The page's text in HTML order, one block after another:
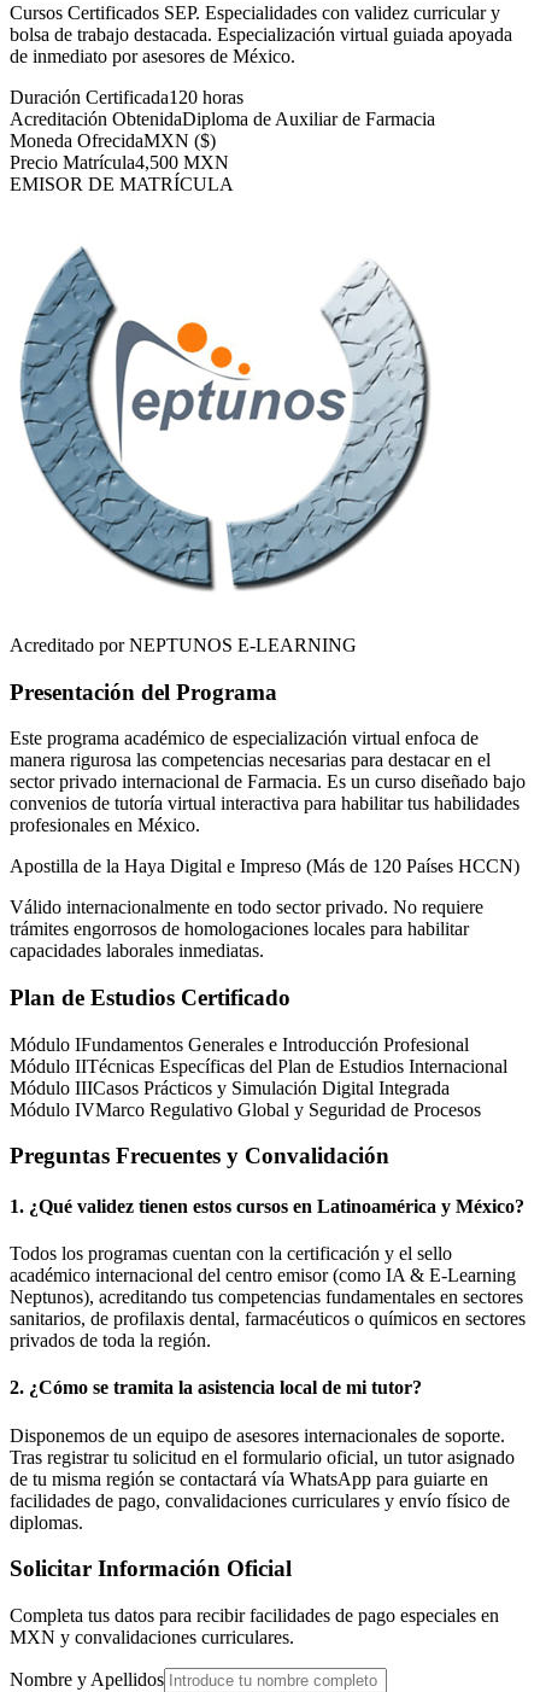
Cursos Certificados SEP. Especialidades con validez curricular y
bolsa de trabajo destacada. Especialización virtual guiada apoyada
de inmediato por asesores de México.
Duración Certificada120 horas
Acreditación ObtenidaDiploma de Auxiliar de Farmacia
Moneda OfrecidaMXN ($)
Precio Matrícula4,500 MXN
EMISOR DE MATRÍCULA
Acreditado por NEPTUNOS E-LEARNING
Presentación del Programa
Este programa académico de especialización virtual enfoca de
manera rigurosa las competencias necesarias para destacar en el
sector privado internacional de Farmacia. Es un curso diseñado bajo
convenios de tutoría virtual interactiva para habilitar tus habilidades
profesionales en México.
Apostilla de la Haya Digital e Impreso (Más de 120 Países HCCN)
Válido internacionalmente en todo sector privado. No requiere
trámites engorrosos de homologaciones locales para habilitar
capacidades laborales inmediatas.
Plan de Estudios Certificado
Módulo IFundamentos Generales e Introducción Profesional
Módulo IITécnicas Específicas del Plan de Estudios Internacional
Módulo IIICasos Prácticos y Simulación Digital Integrada
Módulo IVMarco Regulativo Global y Seguridad de Procesos
Preguntas Frecuentes y Convalidación
1. ¿Qué validez tienen estos cursos en Latinoamérica y México?
Todos los programas cuentan con la certificación y el sello
académico internacional del centro emisor (como IA & E-Learning
Neptunos), acreditando tus competencias fundamentales en sectores
sanitarios, de profilaxis dental, farmacéuticos o químicos en sectores
privados de toda la región.
2. ¿Cómo se tramita la asistencia local de mi tutor?
Disponemos de un equipo de asesores internacionales de soporte.
Tras registrar tu solicitud en el formulario oficial, un tutor asignado
de tu misma región se contactará vía WhatsApp para guiarte en
facilidades de pago, convalidaciones curriculares y envío físico de
diplomas.
Solicitar Información Oficial
Completa tus datos para recibir facilidades de pago especiales en
MXN y convalidaciones curriculares.
Nombre y Apellidos